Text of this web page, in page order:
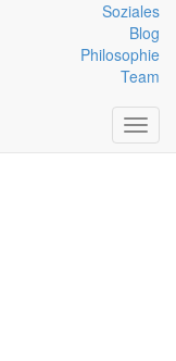
Soziales
Blog
Philosophie
Team
+43 664 64 664 23